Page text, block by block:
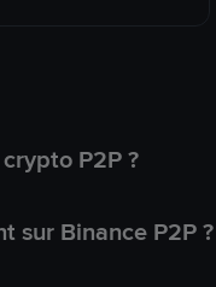
P2P ?
sur Binance P2P ?